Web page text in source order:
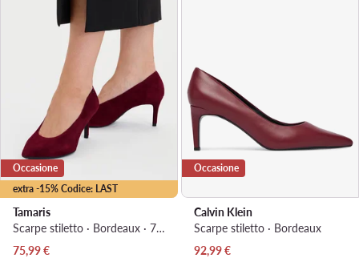
extra -15% Codice: LAST
Occasione
Tamaris
Scarpe stiletto · Bordeaux · 7 cm
Prezzo attuale
75,99€
Occasione
Calvin Klein
Scarpe stiletto · Bordeaux
Prezzo attuale
92,99€